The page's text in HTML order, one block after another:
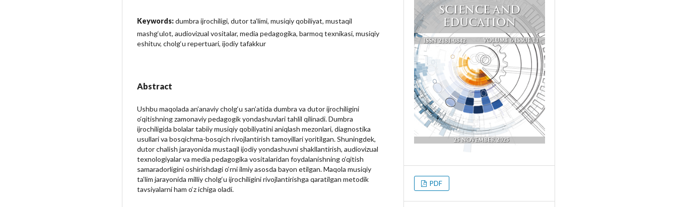
Keywords:dumbra ijrochiligi, dutor ta’limi, musiqiy qobiliyat, mustaqil
mashg‘ulot, audiovizual vositalar, media pedagogika, barmoq texnikasi, musiqiy
eshituv, cholg‘u repertuari, ijodiy tafakkur
Abstract
Ushbu maqolada an’anaviy cholg‘u san’atida dumbra va dutor ijrochiligini
o‘qitishning zamonaviy pedagogik yondashuvlari tahlil qilinadi. Dumbra
ijrochiligida bolalar tabiiy musiqiy qobiliyatini aniqlash mezonlari, diagnostika
usullari va bosqichma-bosqich rivojlantirish tamoyillari yoritilgan. Shuningdek,
dutor chalish jarayonida mustaqil ijodiy yondashuvni shakllantirish, audiovizual
texnologiyalar va media pedagogika vositalaridan foydalanishning o‘qitish
samaradorligini oshirishdagi o‘rni ilmiy asosda bayon etilgan. Maqola musiqiy
ta’lim jarayonida milliy cholg‘u ijrochiligini rivojlantirishga qaratilgan metodik
tavsiyalarni ham o‘z ichiga oladi.
PDF